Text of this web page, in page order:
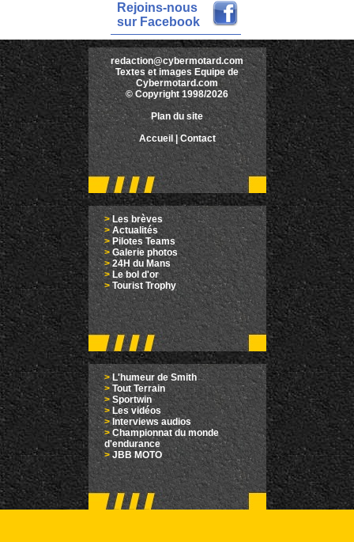
Rejoins-nous
sur Facebook
redaction@cybermotard.com
Textes et images Equipe de
Cybermotard.com
© Copyright 1998/2026
Plan du site
Accueil |Contact
>Les brèves
> Actualités
> Pilotes Teams
>Galerie photos
>24H du Mans
>Le bol d'or
> Tourist Trophy
>L'humeur de Smith
> Tout Terrain
> Sportwin
> Les vidéos
> Interviews audios
>Championnat du monde
d'endurance
> JBB MOTO